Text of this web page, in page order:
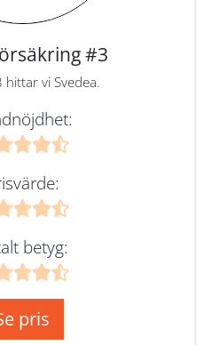
#3
hittar vi Svedea.
betyg:
pris